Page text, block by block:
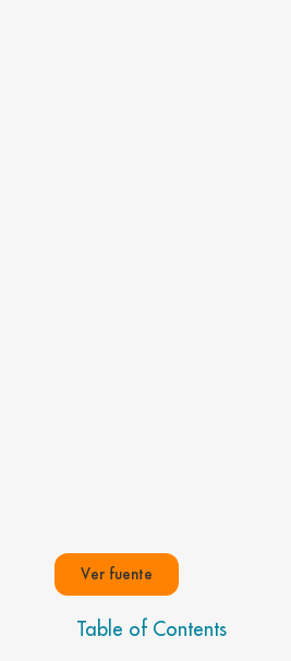
Ver fuente
Table of Contents